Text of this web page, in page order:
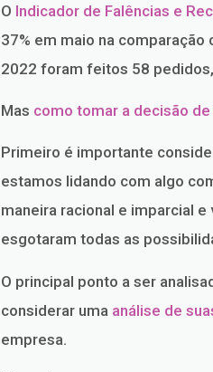
O Indicador de Falências e
37% em maio na
2022 foram feitos 58
Mas como tomar a decisão
Primeiro é importante
estamos lidando com algo
maneira racional e imparcial
esgotaram todas as
O principal ponto a ser
considerar uma análise de
empresa.